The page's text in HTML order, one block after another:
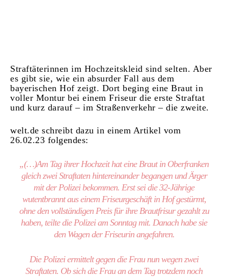
Straftäterinnen im Hochzeitskleid sind selten. Aber
es gibt sie, wie ein absurder Fall aus dem
bayerischen Hof zeigt. Dort beging eine Braut in
voller Montur bei einem Friseur die erste Straftat
und kurz darauf – im Straßenverkehr – die zweite.
welt.de schreibt dazu in einem Artikel vom
26.02.23 folgendes:
„(…)Am Tag ihrer Hochzeit hat eine Braut in Oberfranken
gleich zwei Straftaten hintereinander begangen und Ärger
mit der Polizei bekommen. Erst sei die 32-Jährige
wutentbrannt aus einem Friseurgeschäft in Hof gestürmt,
ohne den vollständigen Preis für ihre Brautfrisur gezahlt zu
haben, teilte die Polizei am Sonntag mit. Danach habe sie
den Wagen der Friseurin angefahren.
Die Polizei ermittelt gegen die Frau nun wegen zwei
Straftaten. Ob sich die Frau an dem Tag trotzdem noch